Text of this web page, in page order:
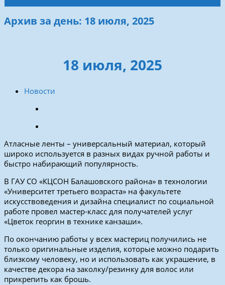
Архив за день: 18 июля, 2025
18 июля, 2025
Новости
Атласные ленты – универсальный материал, который
широко используется в разных видах ручной работы и
быстро набирающий популярность.
В ГАУ СО «КЦСОН Балашовского района» в технологии
«Университет третьего возраста» на факультете
искусствоведения и дизайна специалист по социальной
работе провел мастер-класс для получателей услуг
«Цветок георгин в технике канзаши».
По окончанию работы у всех мастериц получились не
только оригинальные изделия, которые можно подарить
близкому человеку, но и использовать как украшение, в
качестве декора на заколку/резинку для волос или
прикрепить как брошь.